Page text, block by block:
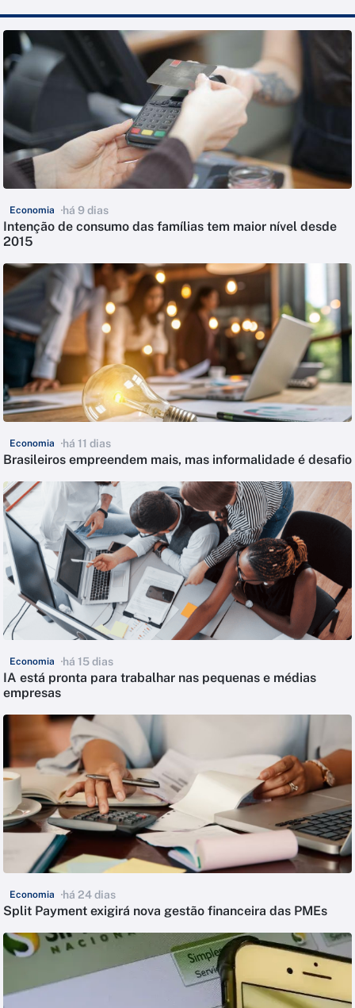
Economia há 9 dias
Intenção de consumo das famílias tem maior nível desde
2015
Economia há 11 dias
Brasileiros empreendem mais, mas informalidade é desafio
Economia há 15 dias
IA está pronta para trabalhar nas pequenas e médias
empresas
Economia há 24 dias
Split Payment exigirá nova gestão financeira das PMEs